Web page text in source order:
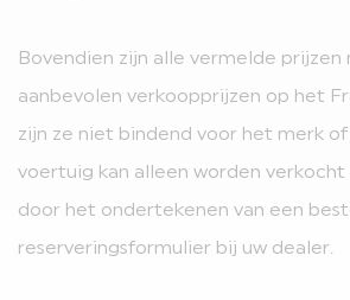
Bovendien zijn alle vermelde prijzen
aanbevolen verkoopprijzen op het
zijn ze niet bindend voor het merk
voertuig kan alleen worden
door het ondertekenen van een
reserveringsformulier bij uw dealer.